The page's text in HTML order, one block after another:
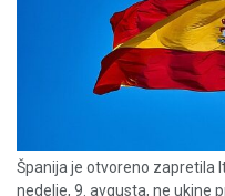
Španija je otvoreno zapretila
nedelje, 9. avgusta, ne ukine